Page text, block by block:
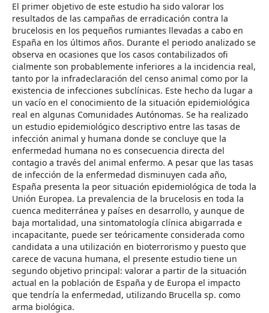
El primer objetivo de este estudio ha sido valorar los
resultados de las campañas de erradicación contra la
brucelosis en los pequeños rumiantes llevadas a cabo en
España en los últimos años. Durante el periodo analizado se
observa en ocasiones que los casos contabilizados ofi
cialmente son probablemente inferiores a la incidencia real,
tanto por la infradeclaración del censo animal como por la
existencia de infecciones subclínicas. Este hecho da lugar a
un vacío en el conocimiento de la situación epidemiológica
real en algunas Comunidades Autónomas. Se ha realizado
un estudio epidemiológico descriptivo entre las tasas de
infección animal y humana donde se concluye que la
enfermedad humana no es consecuencia directa del
contagio a través del animal enfermo. A pesar que las tasas
de infección de la enfermedad disminuyen cada año,
España presenta la peor situación epidemiológica de toda la
Unión Europea. La prevalencia de la brucelosis en toda la
cuenca mediterránea y países en desarrollo, y aunque de
baja mortalidad, una sintomatología clínica abigarrada e
incapacitante, puede ser teóricamente considerada como
candidata a una utilización en bioterrorismo y puesto que
carece de vacuna humana, el presente estudio tiene un
segundo objetivo principal: valorar a partir de la situación
actual en la población de España y de Europa el impacto
que tendría la enfermedad, utilizando Brucella sp. como
arma biológica.